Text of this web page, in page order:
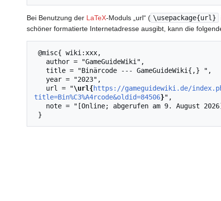
Bei Benutzung der LaTeX-Moduls „url“ ( \usepackage{url}
schöner formatierte Internetadresse ausgibt, kann die
   url = "
\url{https://gameguidewiki.de/
title=Bin%C3%A4rcode&oldid=84506}",